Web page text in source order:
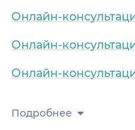
Онлайн-
Онлайн-
Онлайн-
Подробнее